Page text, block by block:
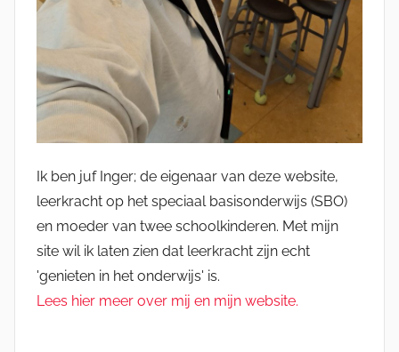
Ik ben juf Inger; de eigenaar van deze website,
leerkracht op het speciaal basisonderwijs (SBO)
en moeder van twee schoolkinderen. Met mijn
site wil ik laten zien dat leerkracht zijn echt
'genieten in het onderwijs' is.
Lees hier meer over mij en mijn website.